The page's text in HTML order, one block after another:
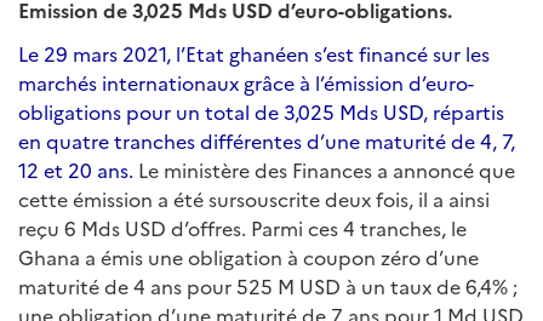
Emission de 3,025 Mds USD d’euro-obligations.
Le 29 mars 2021, l’Etat ghanéen s’est financé sur les
marchés internationaux grâce à l’émission d’euro-
obligations pour un total de 3,025 Mds USD, répartis
en quatre tranches différentes d’une maturité de 4, 7,
12 et 20 ans. Le ministère des Finances a annoncé que
cette émission a été sursouscrite deux fois, il a ainsi
reçu 6 Mds USD d’offres. Parmi ces 4 tranches, le
Ghana a émis une obligation à coupon zéro d’une
maturité de 4 ans pour 525 M USD à un taux de 6,4% ;
une obligation d’une maturité de 7 ans pour 1 Md USD